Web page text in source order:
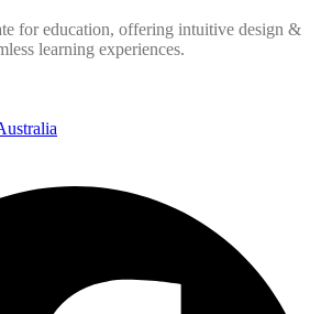
for education, offering intuitive design &
learning experiences.